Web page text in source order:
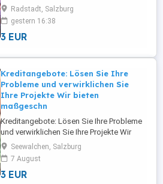
bieten maßgeschneiderte Finanzierungs-
und Investitionslösungen für
Privatpersonen, Unternehmer, KMU und
Großunternehmen in ganz Europa und
Investitionen von 5.000 bis 95.000.000 ...
Radstadt, Salzburg
gestern 16:38
3 EUR
Kreditangebote: Lösen Sie Ihre
Probleme und verwirklichen Sie
Ihre Projekte Wir bieten
maßgeschn
Kreditangebote: Lösen Sie Ihre Probleme
und verwirklichen Sie Ihre Projekte Wir
bieten maßgeschneiderte Finanzierungs-
und Investitionslösungen für
Privatpersonen, Unternehmer, KMU und
Großunternehmen in ganz Europa und
Seewalchen, Salzburg
7 August
3 EUR